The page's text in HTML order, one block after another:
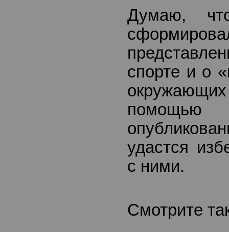
Думаю,
спорте и о
окружающих
удастся
с ними.
Смотрите